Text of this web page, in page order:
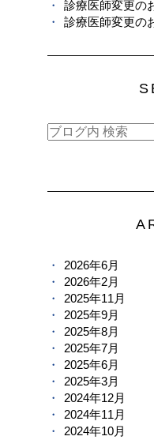
診療医師変更の
診療医師変更の
2026年6月
2026年2月
2025年11月
2025年9月
2025年8月
2025年7月
2025年6月
2025年3月
2024年12月
2024年11月
2024年10月